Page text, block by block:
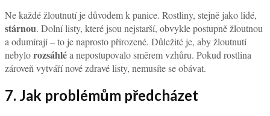
Ne každé žloutnutí je důvodem k panice. Rostliny, stejně jako lidé,
stárnou. Dolní listy, které jsou nejstarší, obvykle postupně žloutnou
a odumírají – to je naprosto přirozené. Důležité je, aby žloutnutí
nebylorozsáhléa nepostupovalo směrem vzhůru. Pokud rostlina
zároveň vytváří nové zdravé listy, nemusíte se obávat.
7. Jak problémům předcházet